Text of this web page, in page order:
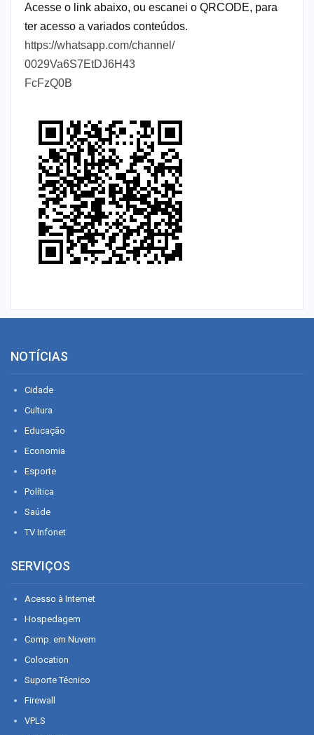
Acesse o link abaixo, ou escanei o QRCODE, para
ter acesso a variados conteúdos.
https://whatsapp.com/channel/
0029Va6S7EtDJ6H43
FcFzQ0B
NOTÍCIAS
Cidade
Cultura
Educação
Economia
Esporte
Política
Saúde
TV Infonet
SERVIÇOS
Acesso à Internet
Hospedagem
Comp. em Nuvem
Colocation
Suporte Técnico
Firewall
VPLS